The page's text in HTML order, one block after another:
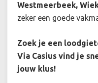
Westmeerbeek,
zeker een goede
Zoek je een
Via Casius vind je
jouw klus!